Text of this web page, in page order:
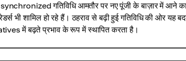
गतिविधि आमतौर पर नए पूंजी के बाज़ार में आने का
भी शामिल हो रहे हैं। ठहराव से बढ़ी हुई गतिविधि की ओर
में बढ़ते प्रभाव के रूप में स्थापित करता है।